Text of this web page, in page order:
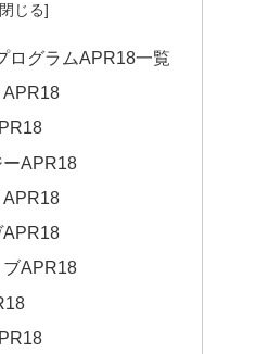
ログラムAPR18一覧
APR18
APR18
APR18
APR18
APR18